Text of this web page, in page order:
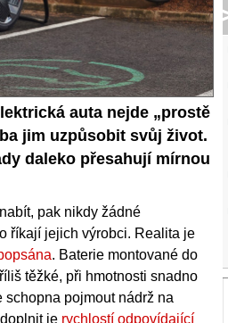
auta nejde „prostě
jim uzpůsobit svůj život.
daleko přesahují mírnou
pak nikdy žádné
říkají jejich výrobci. Realita je
. Baterie montované do
těžké, při hmotnosti snadno
pojmout nádrž na
je rychlostí odpovídající